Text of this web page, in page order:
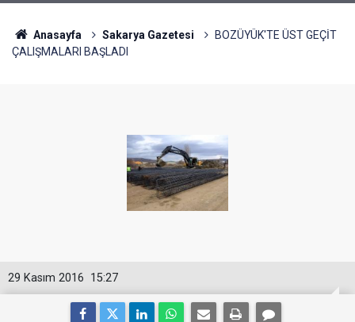
Anasayfa Sakarya Gazetesi
BOZÜYÜK'TE ÜST GEÇİT
ÇALIŞMALARI BAŞLADI
15:27
29 Kasım 2016